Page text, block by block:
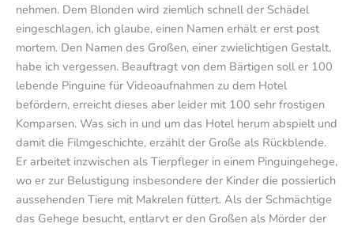
nehmen. Dem Blonden wird ziemlich schnell der Schädel
eingeschlagen, ich glaube, einen Namen erhält er erst post
mortem. Den Namen des Großen, einer zwielichtigen Gestalt,
habe ich vergessen. Beauftragt von dem Bärtigen soll er 100
lebende Pinguine für Videoaufnahmen zu dem Hotel
befördern, erreicht dieses aber leider mit 100 sehr frostigen
Komparsen. Was sich in und um das Hotel herum abspielt und
damit die Filmgeschichte, erzählt der Große als Rückblende.
Er arbeitet inzwischen als Tierpfleger in einem Pinguingehege,
wo er zur Belustigung insbesondere der Kinder die possierlich
aussehenden Tiere mit Makrelen füttert. Als der Schmächtige
das Gehege besucht, entlarvt er den Großen als Mörder der